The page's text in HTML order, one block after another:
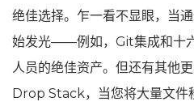
绝佳选择。乍一看不显眼，当
始发光——例如，Git集成和十
人员的绝佳资产。但还有其他
Drop Stack，当您将大量文件